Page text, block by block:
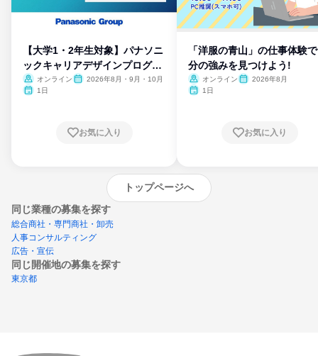
【大学1・2年生対象】パナソニ
ックキャリアデザインプログラ
ム
オンライン
2026年8月・9月・10月
1日
お気に入り
「洋服の青山」の仕事体験
分の強みを見つけよう!
オンライン
2026年8月
1日
お気に入り
トップページへ
同じ業種の募集を探す
総合商社・専門商社・卸売
人事コンサルティング
広告・宣伝
同じ開催地の募集を探す
東京都